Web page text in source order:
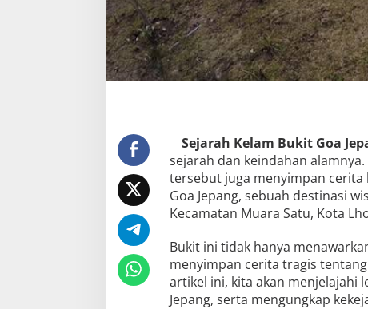
Sejarah Kelam Bukit Goa
sejarah dan keindahan
tersebut juga menyimpan cerita
Goa Jepang, sebuah destinasi
Kecamatan Muara Satu, Kota
Bukit ini tidak hanya
menyimpan cerita tragis
artikel ini, kita akan menjelajahi
Jepang, serta mengungkap